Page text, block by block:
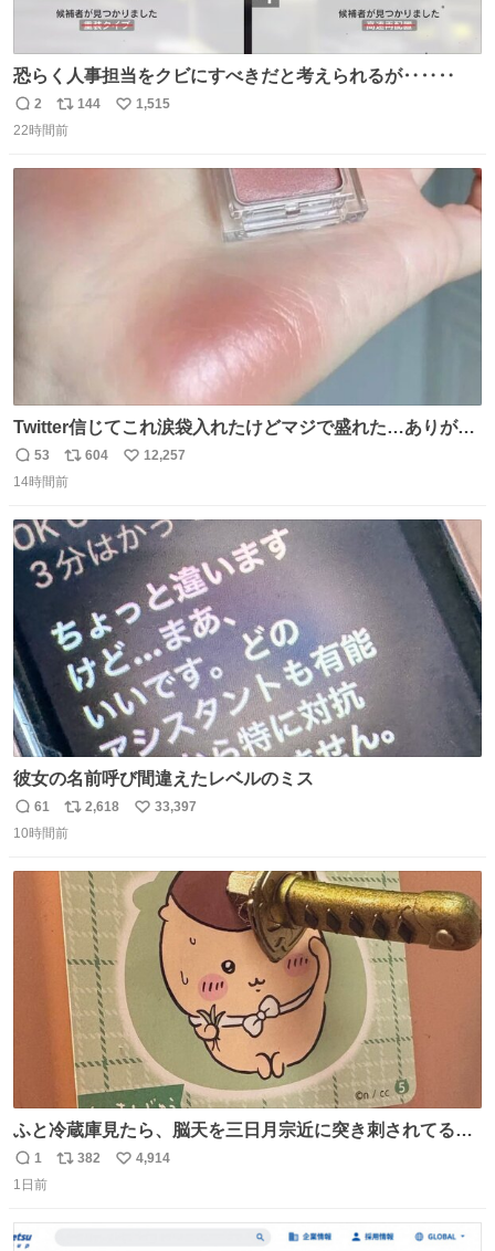
恐らく人事担当をクビにすべきだと考えられるが‥‥‥
返
信
2
リ
ポ
144
い
1,515
22時間前
Twitter信じてこれ涙袋入れたけどマジで盛れた…ありがと
う…
返
信
53
リ
ポ
ト
数
604
い
数
12,257
14時間前
彼女の名前呼び間違えたレベルのミス
返
信
61
リ
ポ
ト
数
2,618
い
数
33,397
10時間前
ふと冷蔵庫見たら、脳天を三日月宗近に突き刺されてるく
りまんじゅうパイセンが
返
信
1
リ
382
い
4,914
1日前